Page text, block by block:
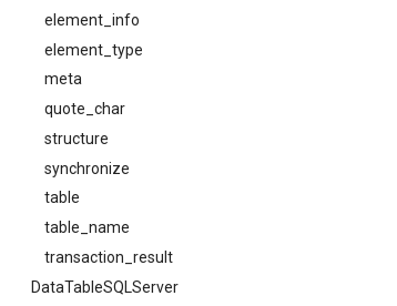
element_info
element_type
meta
quote_char
structure
synchronize
table
table_name
transaction_result
DataTableSQLServer